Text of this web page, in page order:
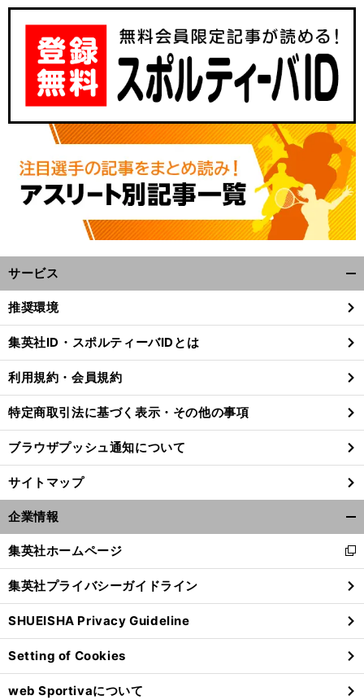
！
前
サービス
閉
る
推奨環境
集英社ID・スポルティーバIDとは
利用規約・会員規約
特定商取引法に基づく表示・その他の事項
ブラウザプッシュ通知について
サイトマップ
企業情報
閉
る
集英社ホームページ
新
し
い
ウ
ィ
ン
ド
ウ
で
集英社プライバシーガイドライン
SHUEISHA Privacy Guideline
Setting of Cookies
web Sportivaについて